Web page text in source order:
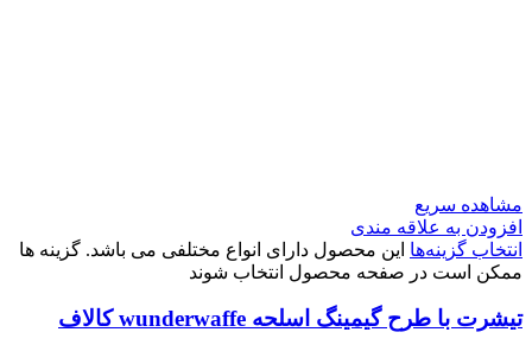
مشاهده سریع
افزودن به علاقه مندی
انتخاب گزینه‌ها این محصول دارای انواع مختلفی می باشد. گزینه ها
ممکن است در صفحه محصول انتخاب شوند
تیشرت با طرح گیمینگ اسلحه wunderwaffe کالاف